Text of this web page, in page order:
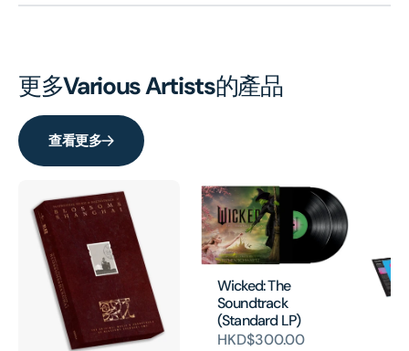
更多Various Artists的產品
查看更多
Wicked: The
Soundtrack
(Standard LP)
HKD$300.00